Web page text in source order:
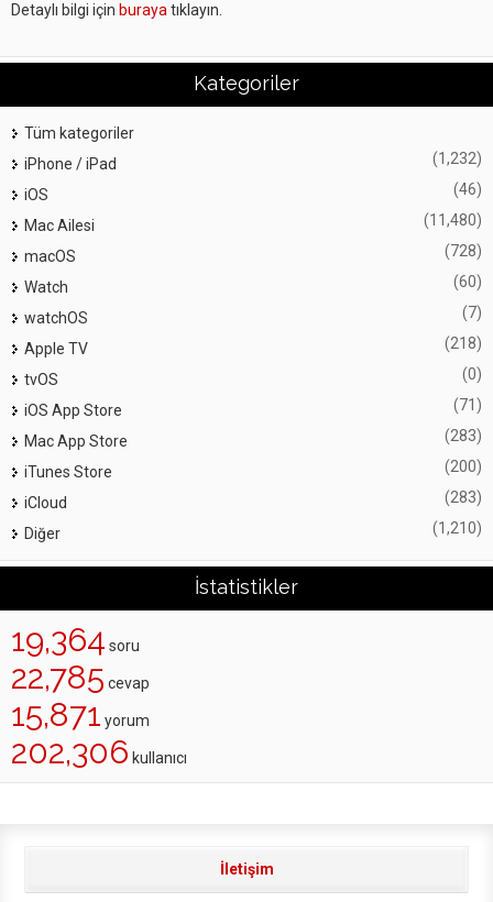
Detaylı bilgi için buraya tıklayın.
Kategoriler
Tüm kategoriler
iPhone / iPad
(1,232)
iOS (46)
Mac Ailesi (11,480)
macOS (728)
Watch (60)
watchOS (7)
Apple TV (218)
tvOS (0)
iOS App Store (71)
Mac App Store (283)
iTunes Store (200)
iCloud (283)
Diğer (1,210)
İstatistikler
19,364 soru
22,785 cevap
15,871 yorum
202,306 kullanıcı
İletişim